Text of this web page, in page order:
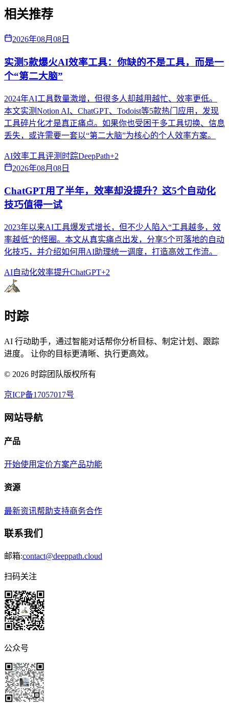
相关推荐
2026年08月08日
实测5款爆火AI效率工具：你缺的不是工具，而是一
个“第二大脑”
2024年AI工具数量激增，但很多人却越用越忙、效率更低。
本文实测Notion AI、ChatGPT、Todoist等5款热门应用，发现
工具碎片化才是真正痛点。如果你也受困于多工具切换、信息
丢失，或许需要一套以“第二大脑”为核心的个人效率方案。
AI效率工具评测 时踪DeepPath+2
2026年08月08日
ChatGPT用了半年，效率却没提升？这5个自动化
技巧值得一试
2023年以来AI工具爆发式增长，但不少人陷入“工具越多，效
率越低”的怪圈。本文从真实痛点出发，分享5个可落地的自动
化技巧，并介绍如何用AI助理统一调度，打造高效工作流。
AI自动化效率提升ChatGPT+2
时踪
AI 行动助手，通过智能对话帮你分析目标、制定计划、跟踪
进度。 让你的目标更清晰、执行更高效。
© 2026 时踪团队版权所有
京ICP备17057017号
网站导航
产品
开始使用 定价方案产品功能
资源
最新资讯帮助支持商务合作
联系我们
邮箱:contact@deeppath.cloud
扫码关注
公众号